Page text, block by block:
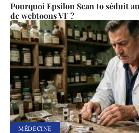
Pourquoi Epsilon Scan to séduit
de webtoons VF ?
MÉDECINE